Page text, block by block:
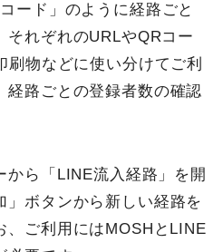
ード」のように経路ごと
それぞれのURLやQRコー
刷物などに使い分けてご利
経路ごとの登録者数の確認
から「LINE流入経路」を開
」ボタンから新しい経路を
、ご利用にはMOSHとLINE